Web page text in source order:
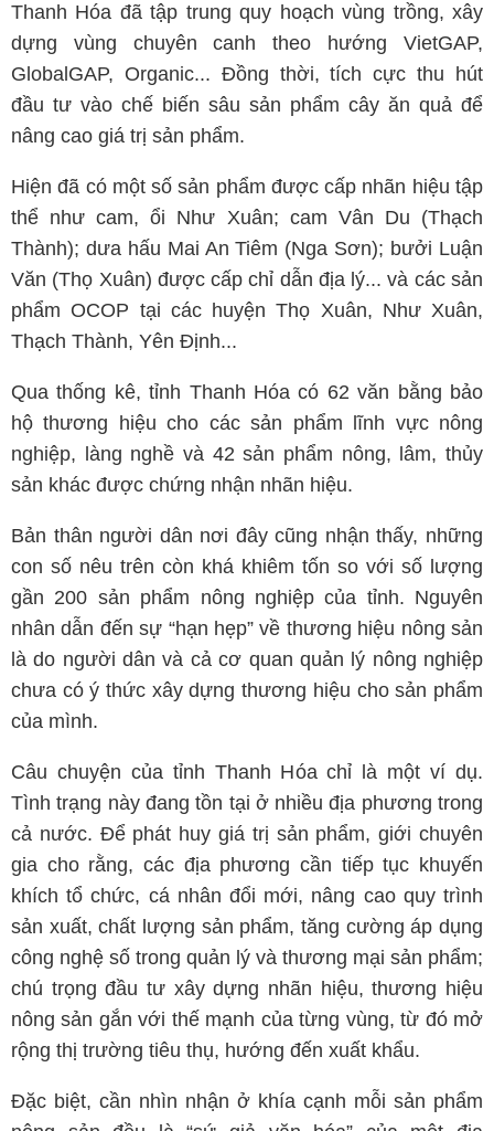
Thanh Hóa đã tập trung quy hoạch vùng trồng, xây
dựng vùng chuyên canh theo hướng VietGAP,
GlobalGAP, Organic... Đồng thời, tích cực thu hút
đầu tư vào chế biến sâu sản phẩm cây ăn quả để
nâng cao giá trị sản phẩm.
Hiện đã có một số sản phẩm được cấp nhãn hiệu tập
thể như cam, ổi Như Xuân; cam Vân Du (Thạch
Thành); dưa hấu Mai An Tiêm (Nga Sơn); bưởi Luận
Văn (Thọ Xuân) được cấp chỉ dẫn địa lý... và các sản
phẩm OCOP tại các huyện Thọ Xuân, Như Xuân,
Thạch Thành, Yên Định...
Qua thống kê, tỉnh Thanh Hóa có 62 văn bằng bảo
hộ thương hiệu cho các sản phẩm lĩnh vực nông
nghiệp, làng nghề và 42 sản phẩm nông, lâm, thủy
sản khác được chứng nhận nhãn hiệu.
Bản thân người dân nơi đây cũng nhận thấy, những
con số nêu trên còn khá khiêm tốn so với số lượng
gần 200 sản phẩm nông nghiệp của tỉnh. Nguyên
nhân dẫn đến sự “hạn hẹp” về thương hiệu nông sản
là do người dân và cả cơ quan quản lý nông nghiệp
chưa có ý thức xây dựng thương hiệu cho sản phẩm
của mình.
Câu chuyện của tỉnh Thanh Hóa chỉ là một ví dụ.
Tình trạng này đang tồn tại ở nhiều địa phương trong
cả nước. Để phát huy giá trị sản phẩm, giới chuyên
gia cho rằng, các địa phương cần tiếp tục khuyến
khích tổ chức, cá nhân đổi mới, nâng cao quy trình
sản xuất, chất lượng sản phẩm, tăng cường áp dụng
công nghệ số trong quản lý và thương mại sản phẩm;
chú trọng đầu tư xây dựng nhãn hiệu, thương hiệu
nông sản gắn với thế mạnh của từng vùng, từ đó mở
rộng thị trường tiêu thụ, hướng đến xuất khẩu.
Đặc biệt, cần nhìn nhận ở khía cạnh mỗi sản phẩm